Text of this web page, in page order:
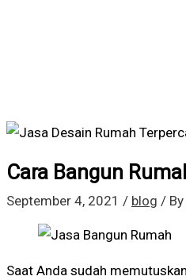
Cara Bangun
September 4, 2021 / blog / By
Saat Anda sudah